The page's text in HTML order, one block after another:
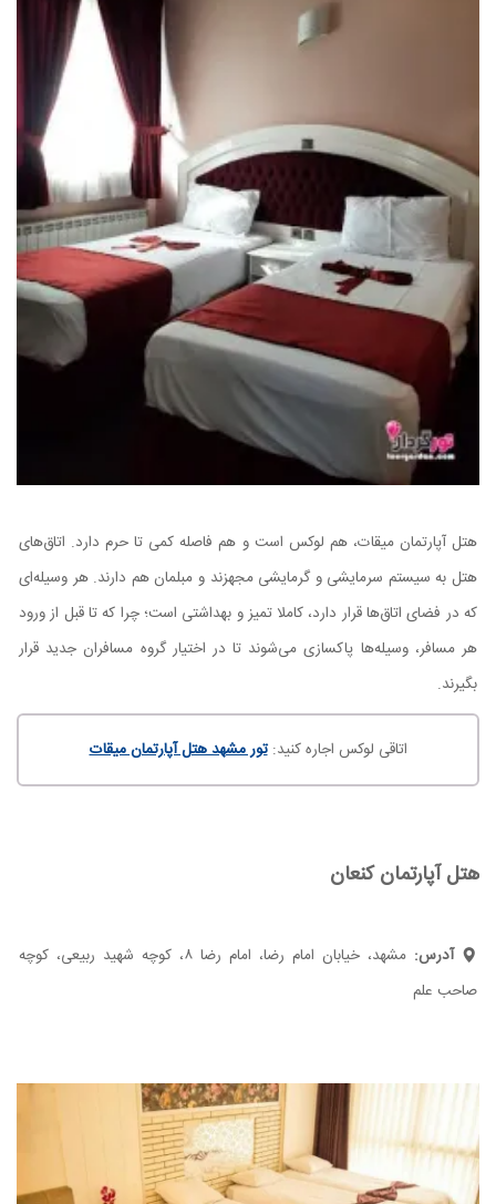
هتل آپارتمان میقات، هم لوکس است و هم فاصله کمی تا حرم دارد. اتاق‌های
هتل به سیستم سرمایشی و گرمایشی مجهزند و مبلمان هم دارند. هر وسیله‌ای
که در فضای اتاق‌ها قرار دارد، کاملا تمیز و بهداشتی است؛ چرا که تا قبل از ورود
هر مسافر، وسیله‌ها پاکسازی می‌شوند تا در اختیار گروه مسافران جدید قرار
بگیرند.
اتاقی لوکس اجاره کنید:تور مشهد هتل آپارتمان میقات
هتل آپارتمان کنعان
آدرس:
مشهد، خیابان امام رضا، امام رضا ۸، کوچه شهيد ربیعی، کوچه
صاحب علم